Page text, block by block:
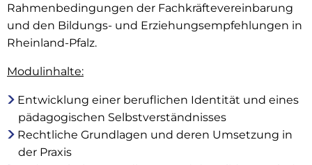
Rahmenbedingungen der Fachkräftevereinbarung
und den Bildungs- und Erziehungsempfehlungen in
Rheinland-Pfalz.
Modulinhalte:
Entwicklung einer beruflichen Identität und eines
pädagogischen Selbstverständnisses
Rechtliche Grundlagen und deren Umsetzung in
der Praxis